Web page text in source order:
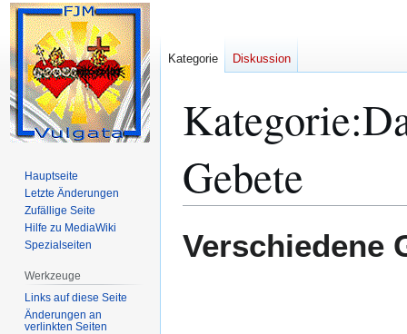
Kategorie:
Gebete
Navigation
Suche
Verschiedene
Kategorie Diskussion
Hauptseite
Letzte Änderungen
Zufällige Seite
Hilfe zu MediaWiki
Spezialseiten
Werkzeuge
Links auf diese Seite
Änderungen an
verlinkten Seiten